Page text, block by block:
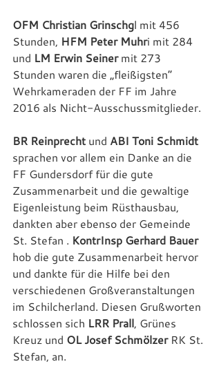
OFM Christian Grinschgl mit 456
Stunden, HFM Peter Muhri mit 284
und LM Erwin Seiner mit 273
Stunden waren die „fleißigsten“
Wehrkameraden der FF im Jahre
2016 als Nicht-Ausschussmitglieder.
BR Reinprecht und ABI Toni Schmidt
sprachen vor allem ein Danke an die
FF Gundersdorf für die gute
Zusammenarbeit und die gewaltige
Eigenleistung beim Rüsthausbau,
dankten aber ebenso der Gemeinde
St. Stefan . KontrInsp Gerhard Bauer
hob die gute Zusammenarbeit hervor
und dankte für die Hilfe bei den
verschiedenen Großveranstaltungen
im Schilcherland. Diesen Grußworten
schlossen sich LRR Prall, Grünes
Kreuz und OL Josef Schmölzer RK St.
Stefan, an.